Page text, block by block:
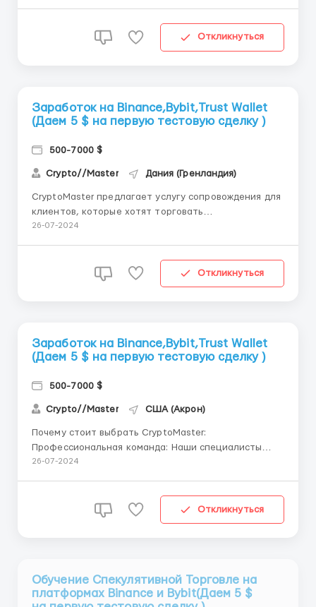
рынках. Компания CryptoMaster предоставляет
профессиональные услуги...
Откликнуться
Заработок на Binance,Bybit,Trust Wallet
(Даем 5 $ на первую тестовую сделку )
500-7000 $
Crypto//Master Дания (Гренландия)
CryptoMaster предлагает услугу сопровождения для
клиентов, которые хотят торговать
криптовалютами на Binance. Мы помогаем нашим
Что включает услуга: Регистрация и настройка
26-07-2024
Откликнуться
Заработок на Binance,Bybit,Trust Wallet
(Даем 5 $ на первую тестовую сделку )
500-7000 $
Crypto//Master США (Акрон)
Почему стоит выбрать CryptoMaster:
Профессиональная команда: Наши специалисты
знают все о криптовалютах и имеют большой опыт
обновляем наши системы. Глобальная сеть: Мы
сотрудничаем с ведущими биржами и финансо...
26-07-2024
Откликнуться
Обучение Спекулятивной Торговле на
платформах Binance и Bybit(Даем 5 $